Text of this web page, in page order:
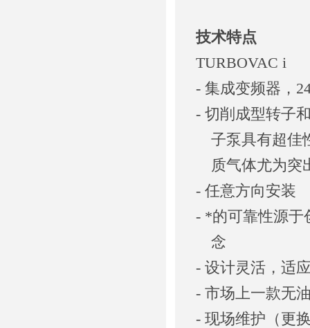
技术特点
TURBOVAC i
- 集成变频器，
- 切削成型转子
子泵具有超佳
质气体尤为突
- 任意方向安装
- *的可靠性源于
念
- 设计灵活，适
- 市场上一款无
- 现场维护（更